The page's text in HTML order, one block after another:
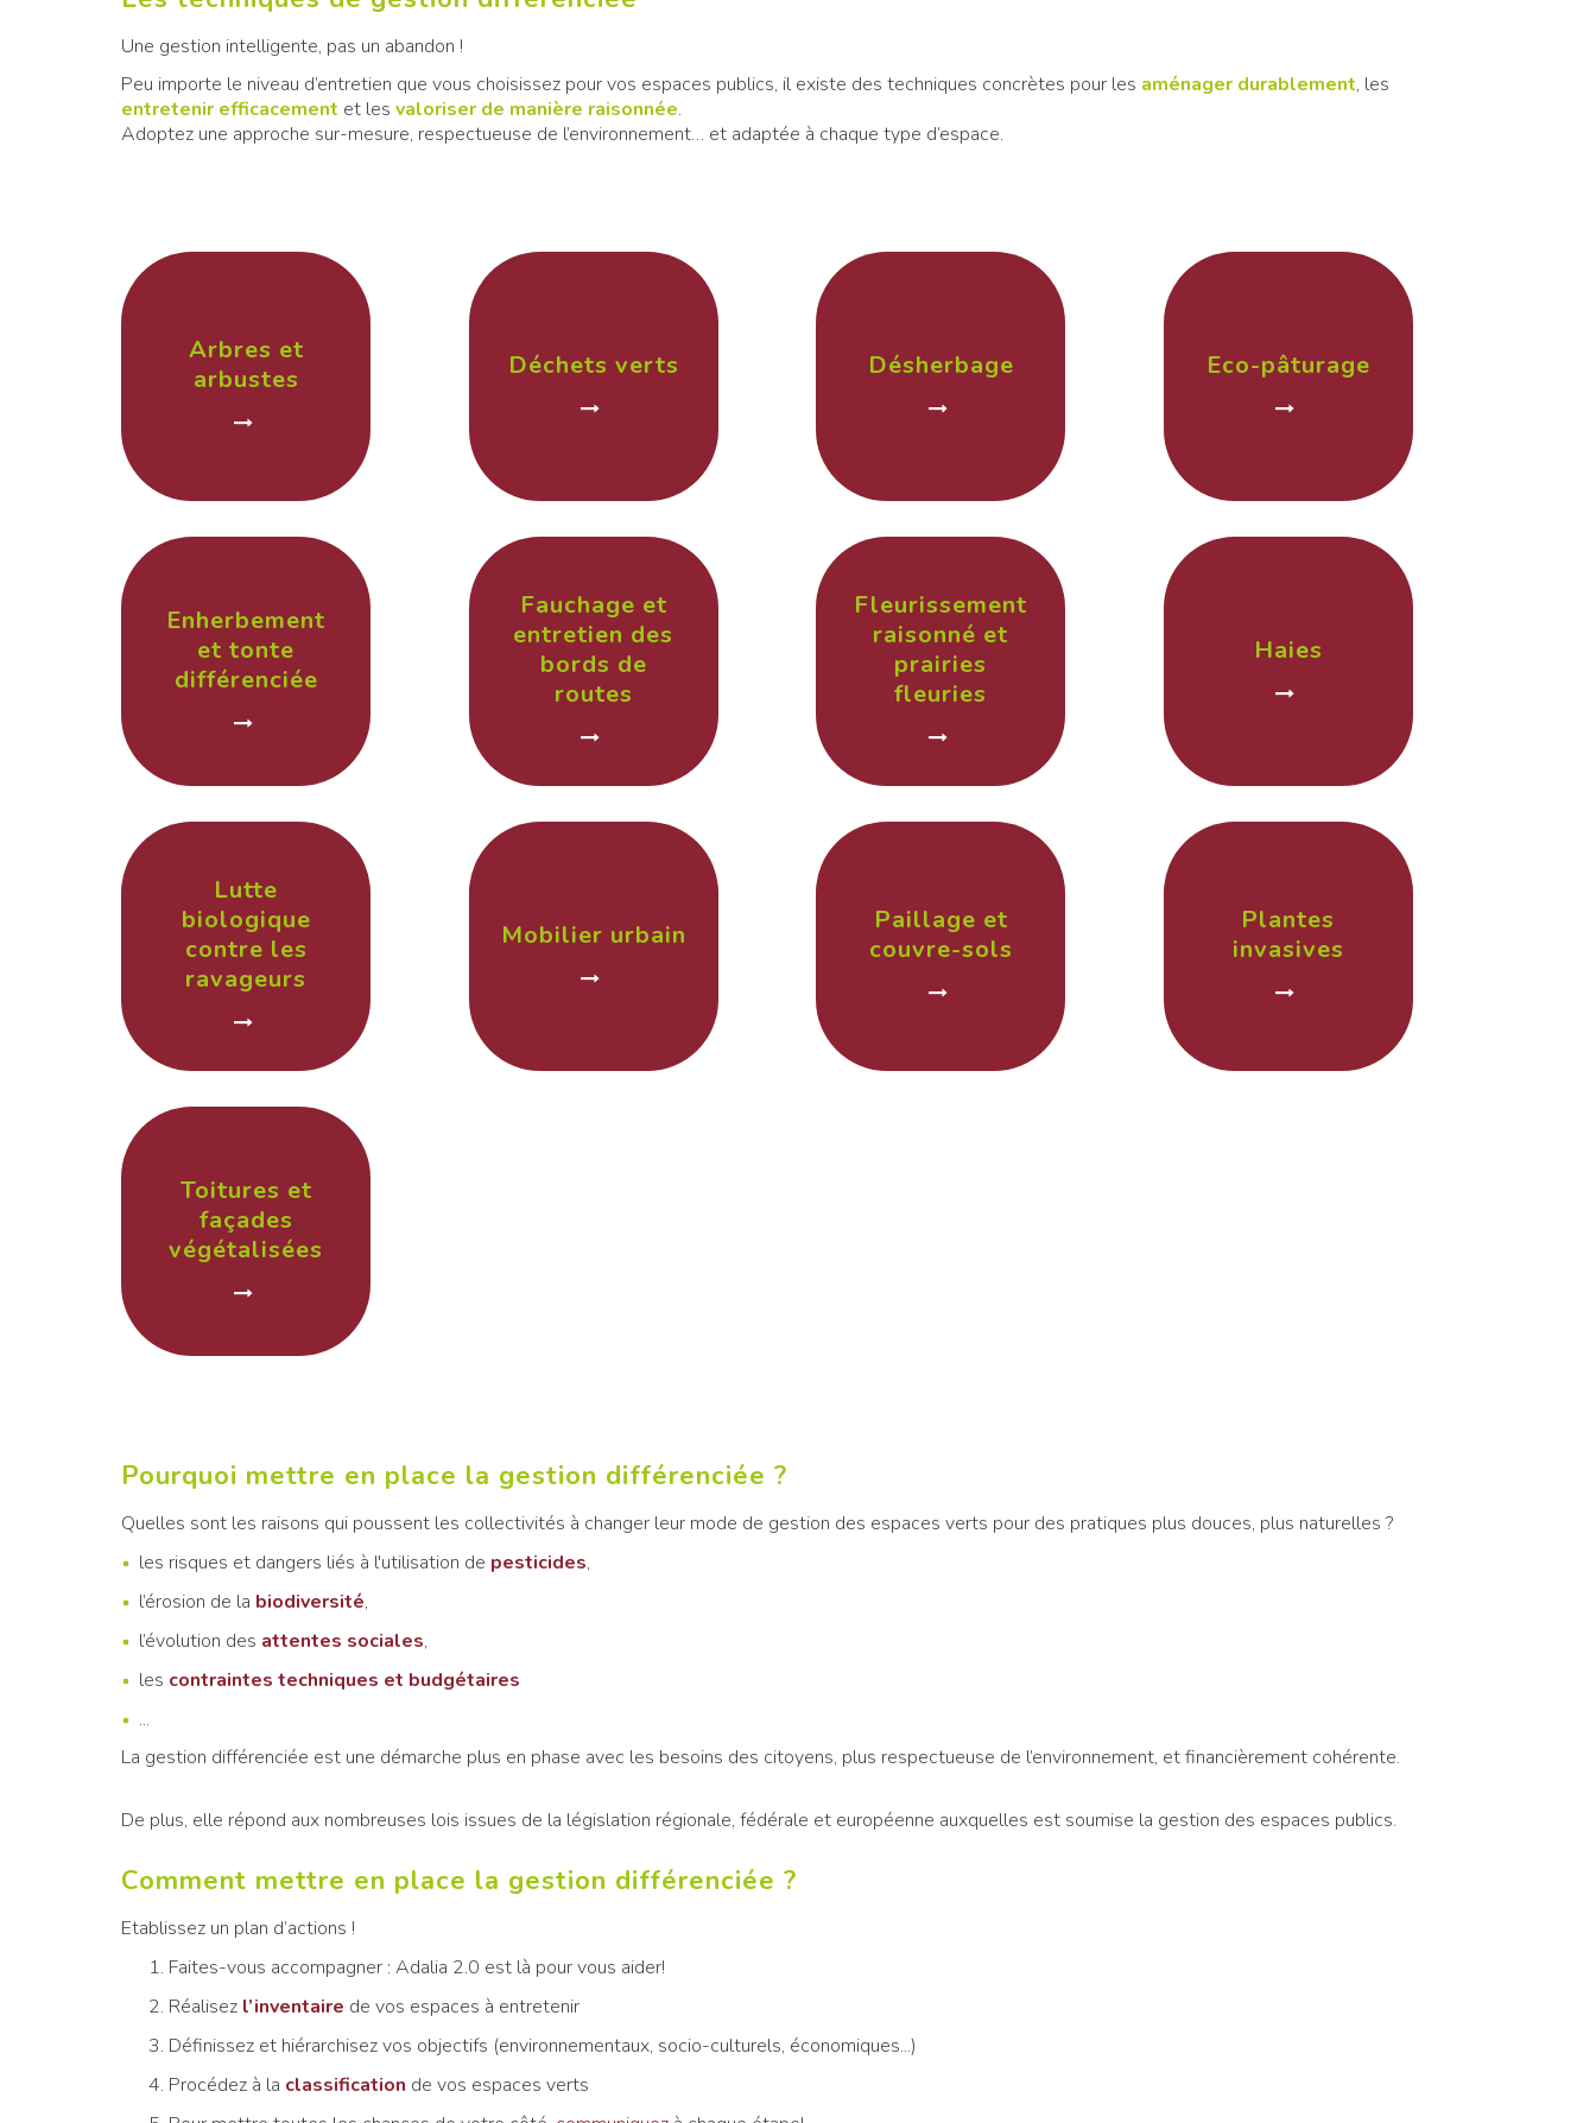
Une gestion intelligente, pas un abandon !
Peu importe le niveau d’entretien que vous choisissez pour vos espaces publics, il existe des techniques concrètes pour les aménager durablement, les
entretenir efficacement et les valoriser de manière raisonnée.
Adoptez une approche sur-mesure, respectueuse de l’environnement… et adaptée à chaque type d’espace.
Arbres et
arbustes
Déchets verts Désherbage Eco-pâturage
Enherbement
et tonte
différenciée
Fauchage et
entretien des
bords de
routes
Fleurissement
raisonné et
prairies
fleuries
Haies
Lutte
biologique
contre les
ravageurs
Mobilier urbain
Paillage et
couvre-sols
Plantes
invasives
Toitures et
façades
végétalisées
Pourquoi mettre en place la gestion différenciée ?
Quelles sont les raisons qui poussent les collectivités à changer leur mode de gestion des espaces verts pour des pratiques plus douces, plus naturelles ?
les risques et dangers liés à l'utilisation de pesticides,
l’érosion de la biodiversité,
l’évolution des attentes sociales,
les contraintes techniques et budgétaires
...
La gestion différenciée est une démarche plus en phase avec les besoins des citoyens, plus respectueuse de l’environnement, et financièrement cohérente.
De plus, elle répond aux nombreuses lois issues de la législation régionale, fédérale et européenne auxquelles est soumise la gestion des espaces publics.
Comment mettre en place la gestion différenciée ?
Etablissez un plan d’actions !
Faites-vous accompagner : Adalia 2.0 est là pour vous aider!
Réalisez l’inventaire de vos espaces à entretenir
Définissez et hiérarchisez vos objectifs (environnementaux, socio-culturels, économiques...)
Procédez à la classification de vos espaces verts